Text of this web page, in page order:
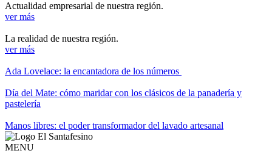
Actualidad empresarial de nuestra región.
ver más
La realidad de nuestra región.
ver más
Ada Lovelace: la encantadora de los números
Día del Mate: cómo maridar con los clásicos de la panadería y
pastelería
Manos libres: el poder transformador del lavado artesanal
MENU